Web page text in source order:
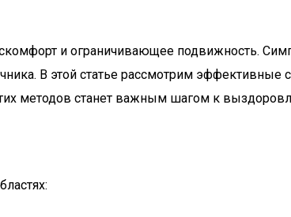
и ограничивающее подвижность.
В этой статье рассмотрим эффективные
методов станет важным шагом к